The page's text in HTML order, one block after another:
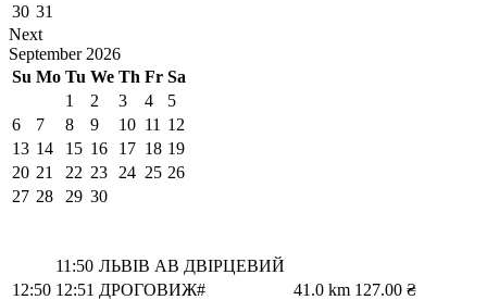
30 31
Next
September 2026
Su Mo Tu We Th Fr Sa
1
2 3 4
5
6
7 8 9 10 11 12
13 14 15 16 17 18 19
20 21 22 23 24 25 26
27 28 29 30
11:50 ЛЬВІВ АВ ДВІРЦЕВИЙ
12:50 12:51 ДРОГОВИЖ# 41.0 km 127.00 ₴